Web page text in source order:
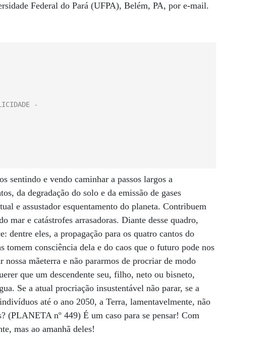
Federal do Pará (UFPA), Belém, PA, por e-mail.
sentindo e vendo caminhar a passos largos a
da degradação do solo e da emissão de gases
e assustador esquentamento do planeta. Contribuem
mar e catástrofes arrasadoras. Diante desse quadro,
dentre eles, a propagação para os quatro cantos do
tomem consciência dela e do caos que o futuro pode nos
nossa mãeterra e não pararmos de procriar de modo
que um descendente seu, filho, neto ou bisneto,
Se a atual procriação insustentável não parar, se a
até o ano 2050, a Terra, lamentavelmente, não
(PLANETA nº 449) É um caso para se pensar! Com
mas ao amanhã deles!